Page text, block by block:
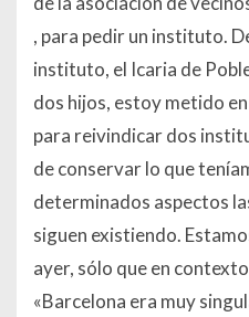
, para pedir un instituto.
instituto, el Icaria de
dos hijos, estoy metido
para reivindicar dos
de conservar lo que
determinados aspectos
siguen existiendo.
ayer, sólo que en
«Barcelona era muy